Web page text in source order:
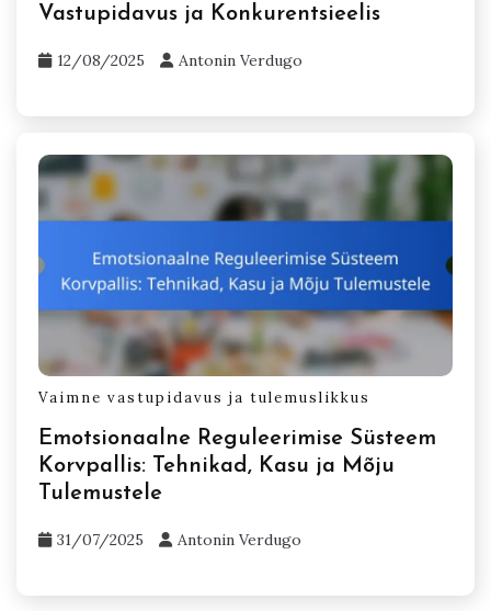
Vastupidavus ja Konkurentsieelis
12/08/2025 Antonin Verdugo
Vaimne vastupidavus ja tulemuslikkus
Emotsionaalne Reguleerimise Süsteem
Korvpallis: Tehnikad, Kasu ja Mõju
Tulemustele
31/07/2025 Antonin Verdugo